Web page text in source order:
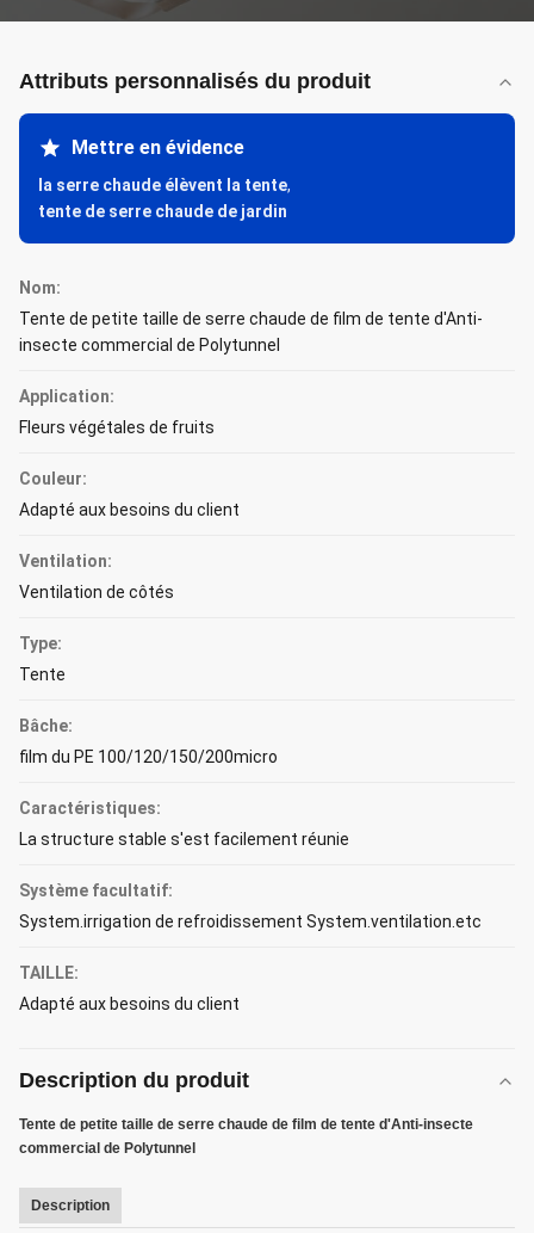
Attributs personnalisés du produit
Mettre en évidence
la serre chaude élèvent la tente,
tente de serre chaude de jardin
Nom:
Tente de petite taille de serre chaude de film de tente d'Anti-
insecte commercial de Polytunnel
Application:
Fleurs végétales de fruits
Couleur:
Adapté aux besoins du client
Ventilation:
Ventilation de côtés
Type:
Tente
Bâche:
film du PE 100/120/150/200micro
Caractéristiques:
La structure stable s'est facilement réunie
Système facultatif:
System.irrigation de refroidissement System.ventilation.etc
TAILLE:
Adapté aux besoins du client
Description du produit
Tente de petite taille de serre chaude de film de tente d'Anti-insecte
commercial de Polytunnel
Description